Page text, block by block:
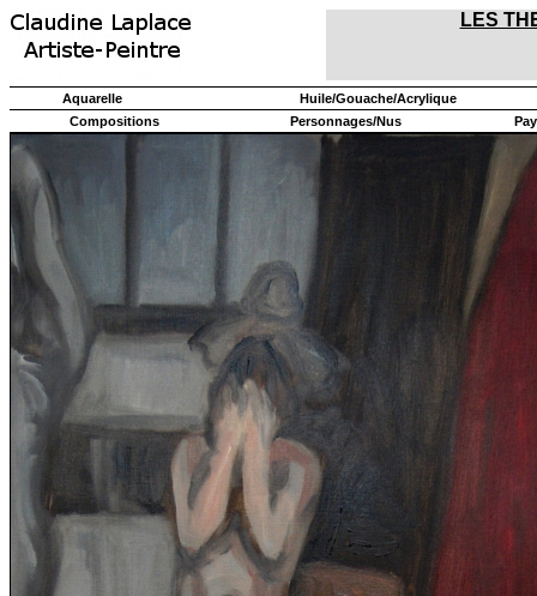
LES
Aquarelle
Huile/Gouache/Acrylique
Compositions
Personnages/Nus